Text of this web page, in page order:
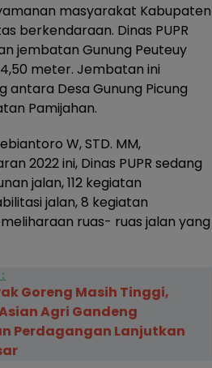
masyarakat Kabupaten
berkendaraan. Dinas PUPR
jembatan Gunung Peuteuy
meter. Jembatan ini
Desa Gunung Picung
Pamijahan.
W, STD. MM,
2022 ini, Dinas PUPR sedang
jalan, 112 kegiatan
jalan, 8 kegiatan
ruas- ruas jalan yang
Goreng Masih Tinggi,
Agri Gandeng
Perdagangan Lanjutkan